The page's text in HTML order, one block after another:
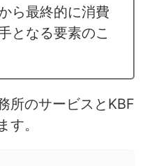
ら最終的に消費
となる要素のこ
所のサービスとKBF
。